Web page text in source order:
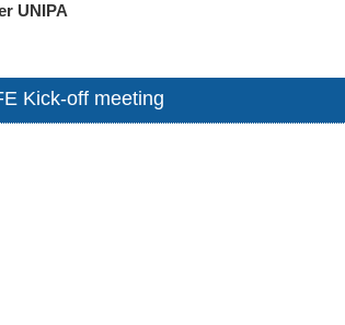
UNIPA
Kick-off meeting